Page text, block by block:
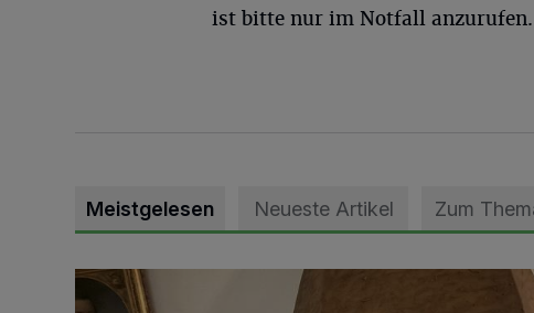
ist bitte nur im Notfall anzurufen.
Meistgelesen Neueste Artikel Zum
„Loss dir nix jefalle“ in 7 Tage 1 Song